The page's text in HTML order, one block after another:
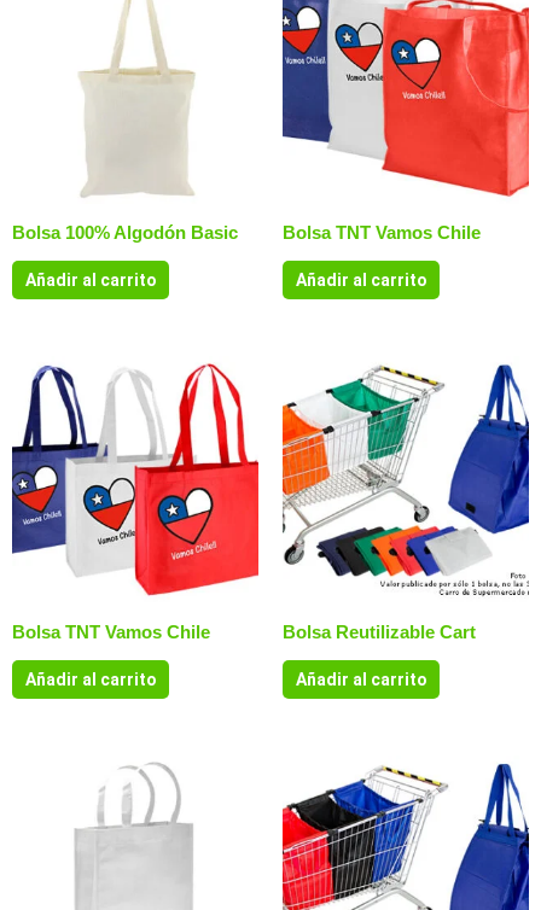
Bolsa 100% Algodón Basic
Añadir al carrito
Bolsa TNT Vamos Chile
Añadir al carrito
Bolsa TNT Vamos Chile
Añadir al carrito
Bolsa Reutilizable Cart
Añadir al carrito